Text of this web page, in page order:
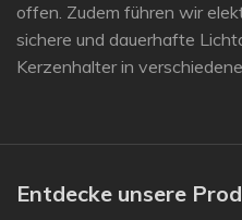
offen. Zudem führen wir
sichere und dauerhafte
Kerzenhalter in
Entdecke unsere